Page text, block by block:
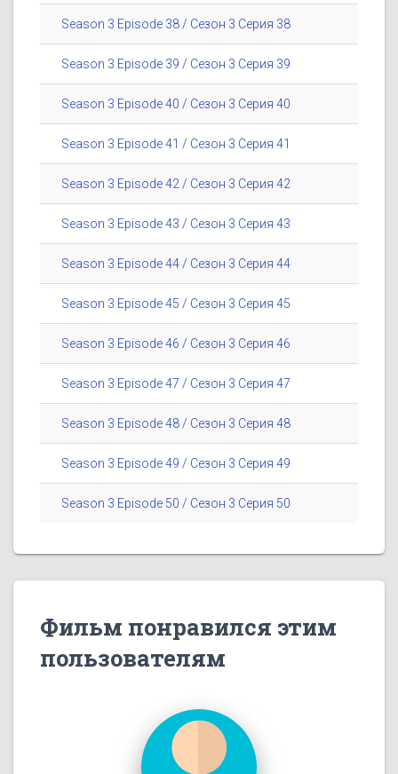
Season 3 Episode 38 / Сезон 3 Серия 38
Season 3 Episode 39 / Сезон 3 Серия 39
Season 3 Episode 40 / Сезон 3 Серия 40
Season 3 Episode 41 / Сезон 3 Серия 41
Season 3 Episode 42 / Сезон 3 Серия 42
Season 3 Episode 43 / Сезон 3 Серия 43
Season 3 Episode 44 / Сезон 3 Серия 44
Season 3 Episode 45 / Сезон 3 Серия 45
Season 3 Episode 46 / Сезон 3 Серия 46
Season 3 Episode 47 / Сезон 3 Серия 47
Season 3 Episode 48 / Сезон 3 Серия 48
Season 3 Episode 49 / Сезон 3 Серия 49
Season 3 Episode 50 / Сезон 3 Серия 50
Фильм понравился этим
пользователям